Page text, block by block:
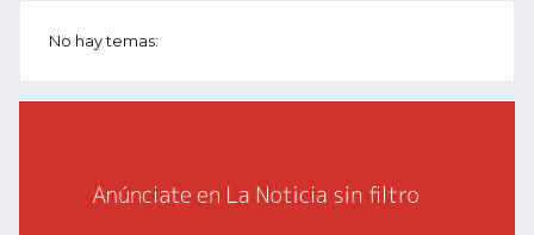
No hay temas: